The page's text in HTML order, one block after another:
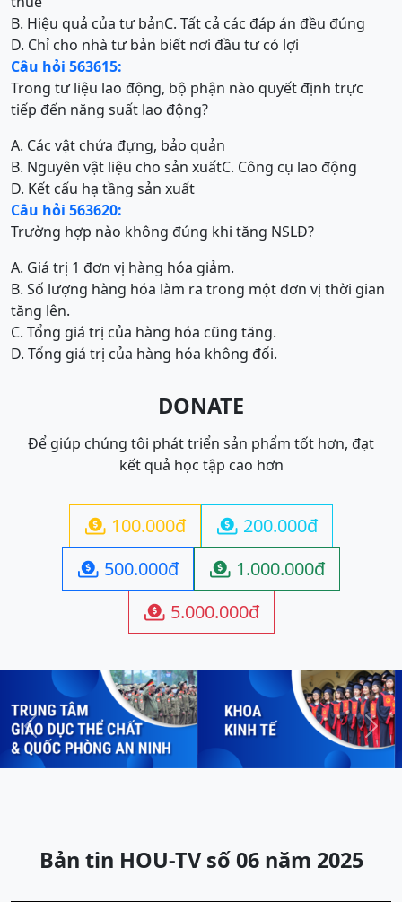
B. Hiệu quả của tư bảnC. Tất cả các đáp án đều đúng
D. Chỉ cho nhà tư bản biết nơi đầu tư có lợi
Câu hỏi 563615:
Trong tư liệu lao động, bộ phận nào quyết định trực
tiếp đến năng suất lao động?
A. Các vật chứa đựng, bảo quản
B. Nguyên vật liệu cho sản xuấtC. Công cụ lao động
D. Kết cấu hạ tầng sản xuất
Câu hỏi 563620:
Trường hợp nào không đúng khi tăng NSLĐ?
A. Giá trị 1 đơn vị hàng hóa giảm.
B. Số lượng hàng hóa làm ra trong một đơn vị thời gian
tăng lên.
C. Tổng giá trị của hàng hóa cũng tăng.
D. Tổng giá trị của hàng hóa không đổi.
DONATE
Để giúp chúng tôi phát triển sản phẩm tốt hơn, đạt
kết quả học tập cao hơn
 100.000đ  200.000đ
 500.000đ  1.000.000đ
 5.000.000đ
Previous Next
Bản tin HOU-TV số 06 năm 2025